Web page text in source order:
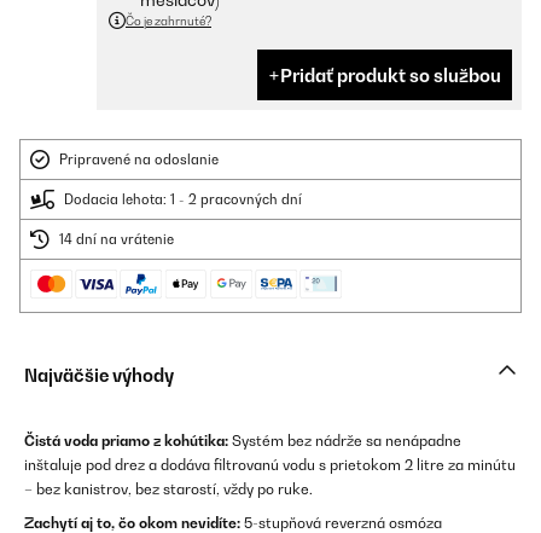
Čo je zahrnuté?
Pridať produkt so službou
Pripravené na odoslanie
Dodacia lehota: 1 - 2 pracovných dní
14 dní na vrátenie
Najväčšie výhody
Čistá voda priamo z kohútika: Systém bez nádrže sa nenápadne
inštaluje pod drez a dodáva filtrovanú vodu s prietokom 2 litre za minútu
– bez kanistrov, bez starostí, vždy po ruke.
Zachytí aj to, čo okom nevidíte: 5-stupňová reverzná osmóza